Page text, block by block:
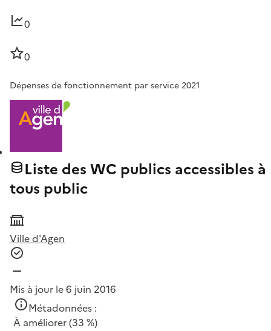
0
0
Dépenses de fonctionnement par service 2021
Liste des WC publics accessibles à
tous public
Ville d'Agen
Mis à jour le 6 juin 2016
Métadonnées :
À améliorer(33 %)